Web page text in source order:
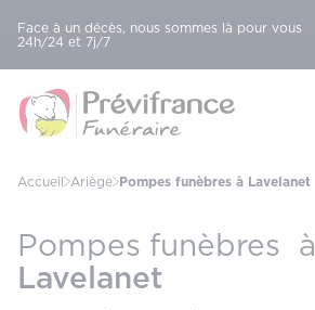
Face à un décès, nous sommes là pour vous
24h/24 et 7j/7
Accueil Ariège Pompes funèbres à Lavelanet
Pompes funèbres à
Lavelanet